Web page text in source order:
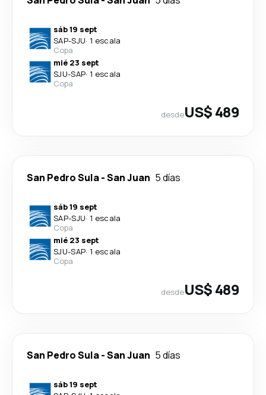
sáb 19 sept
SAP-SJU· 1 escala
Copa
mié 23 sept
SJU-SAP· 1 escala
Copa
desdeUS$ 489
San Pedro Sula-San Juan 5 días
sáb 19 sept
SAP-SJU· 1 escala
Copa
mié 23 sept
SJU-SAP· 1 escala
Copa
desdeUS$ 489
San Pedro Sula-San Juan 5 días
sáb 19 sept